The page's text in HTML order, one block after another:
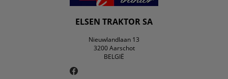
ELSEN TRAKTOR SA
Nieuwlandlaan 13
3200 Aarschot
BELGIË